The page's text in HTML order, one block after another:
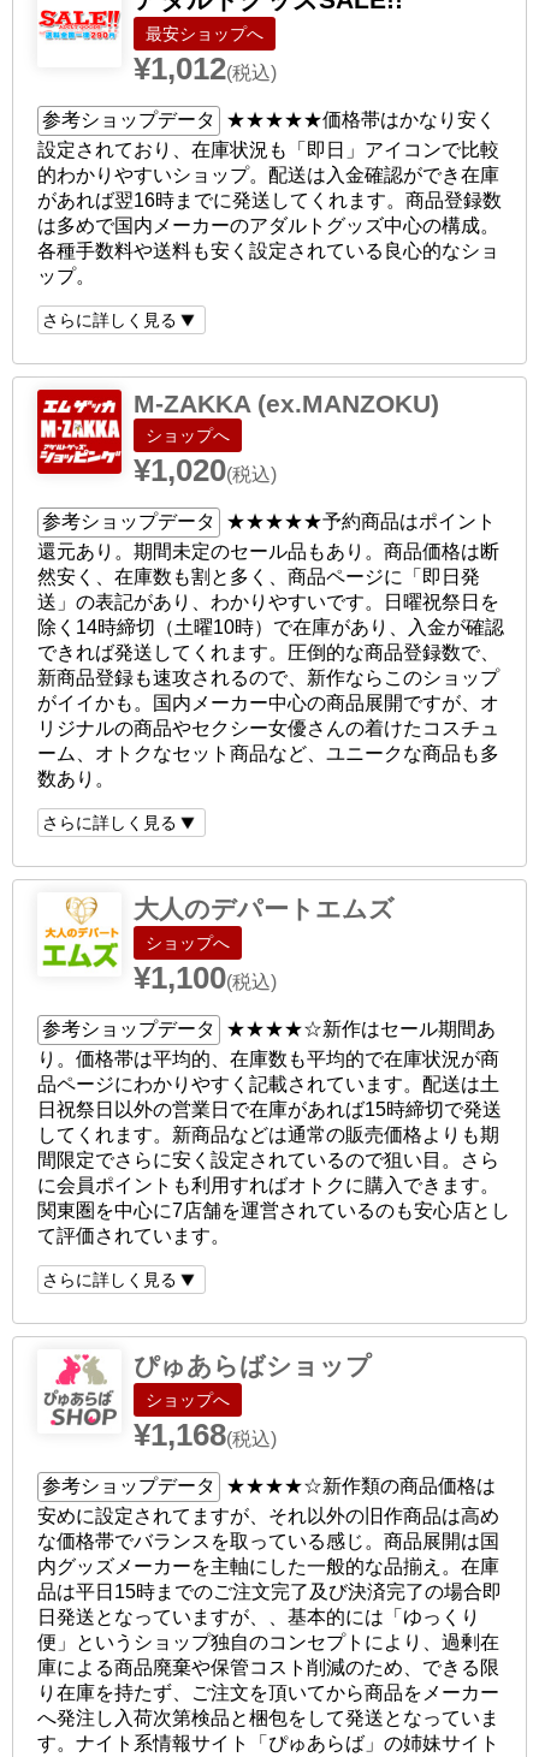
ショップへ
¥1,012(税込)
参考ショップデータ ★★★★★価格帯はかなり安く
設定されており、在庫状況も「即日」アイコンで比較
的わかりやすいショップ。配送は入金確認ができ在庫
があれば翌16時までに発送してくれます。商品登録数
は多めで国内メーカーのアダルトグッズ中心の構成。
各種手数料や送料も安く設定されている良心的なショ
ップ。
さらに詳しく見る
M-ZAKKA (ex.MANZOKU)
ショップへ
¥1,020(税込)
参考ショップデータ ★★★★★予約商品はポイント
還元あり。期間未定のセール品もあり。商品価格は断
然安く、在庫数も割と多く、商品ページに「即日発
送」の表記があり、わかりやすいです。日曜祝祭日を
除く14時締切（土曜10時）で在庫があり、入金が確認
できれば発送してくれます。圧倒的な商品登録数で、
新商品登録も速攻されるので、新作ならこのショップ
がイイかも。国内メーカー中心の商品展開ですが、オ
リジナルの商品やセクシー女優さんの着けたコスチュ
ーム、オトクなセット商品など、ユニークな商品も多
数あり。
さらに詳しく見る
大人のデパートエムズ
ショップへ
¥1,100(税込)
参考ショップデータ ★★★★☆新作はセール期間あ
り。価格帯は平均的、在庫数も平均的で在庫状況が商
品ページにわかりやすく記載されています。配送は土
日祝祭日以外の営業日で在庫があれば15時締切で発送
してくれます。新商品などは通常の販売価格よりも期
間限定でさらに安く設定されているので狙い目。さら
に会員ポイントも利用すればオトクに購入できます。
関東圏を中心に7店舗を運営されているのも安心店とし
て評価されています。
さらに詳しく見る
ぴゅあらばショップ
ショップへ
¥1,168(税込)
参考ショップデータ ★★★★☆新作類の商品価格は
安めに設定されてますが、それ以外の旧作商品は高め
な価格帯でバランスを取っている感じ。商品展開は国
内グッズメーカーを主軸にした一般的な品揃え。在庫
品は平日15時までのご注文完了及び決済完了の場合即
日発送となっていますが、、基本的には「ゆっくり
便」というショップ独自のコンセプトにより、過剰在
庫による商品廃棄や保管コスト削減のため、できる限
り在庫を持たず、ご注文を頂いてから商品をメーカー
へ発注し入荷次第検品と梱包をして発送となっていま
す。ナイト系情報サイト「ぴゅあらば」の姉妹サイト